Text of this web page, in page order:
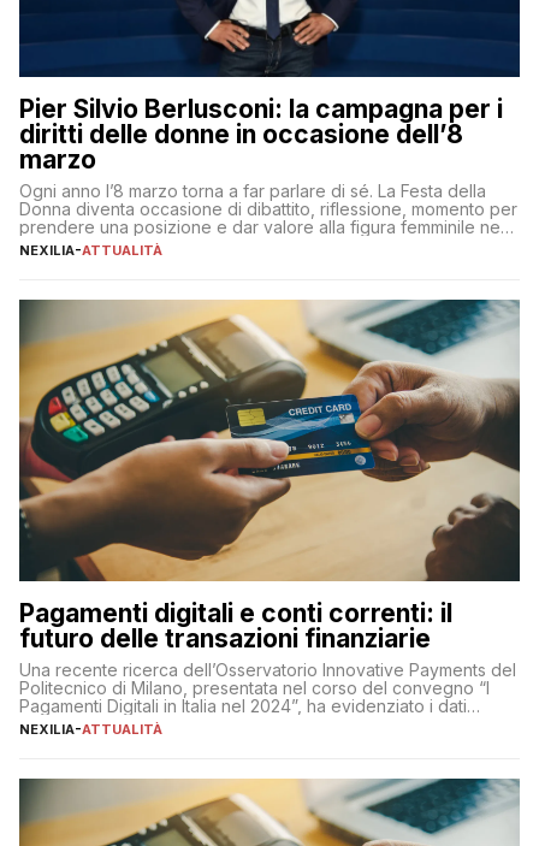
Pier Silvio Berlusconi: la campagna per i
diritti delle donne in occasione dell’8
marzo
Ogni anno l’8 marzo torna a far parlare di sé. La Festa della
Donna diventa occasione di dibattito, riflessione, momento per
prendere una posizione e dar valore alla figura femminile nella
sua complessità e crucialità. A lanciare un messaggio “forte e
NEXILIA-ATTUALITÀ
Pagamenti digitali e conti correnti: il
futuro delle transazioni finanziarie
Una recente ricerca dell’Osservatorio Innovative Payments del
Politecnico di Milano, presentata nel corso del convegno “I
Pagamenti Digitali in Italia nel 2024”, ha evidenziato i dati
definitivi del primo semestre 2024 relativamente alle
NEXILIA-ATTUALITÀ